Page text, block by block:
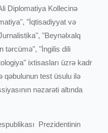
Diplomatiya Kollecinə
"İqtisadiyyat və
"Beynəlxalq
tərcümə", "İngilis dili
ixtisasları üzrə kadr
qəbulunun test üsulu ilə
nəzarəti altında
Prezidentinin